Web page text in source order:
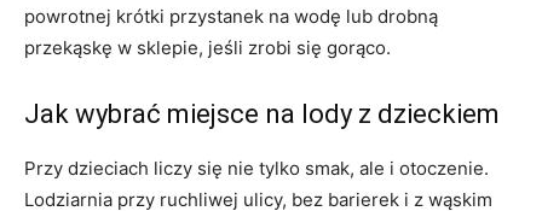
powrotnej krótki przystanek na wodę lub drobną
przekąskę w sklepie, jeśli zrobi się gorąco.
Jak wybrać miejsce na lody z dzieckiem
Przy dzieciach liczy się nie tylko smak, ale i otoczenie.
Lodziarnia przy ruchliwej ulicy, bez barierek i z wąskim